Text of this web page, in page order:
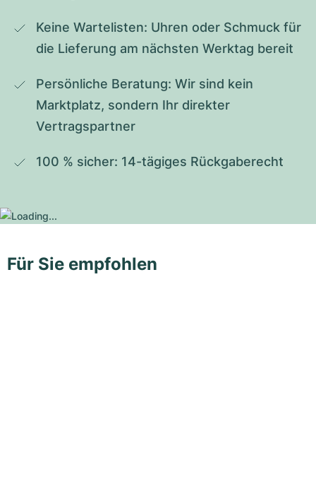
Keine Wartelisten: Uhren oder Schmuck für
die Lieferung am nächsten Werktag bereit
Persönliche Beratung: Wir sind kein
Marktplatz, sondern Ihr direkter
Vertragspartner
100 % sicher: 14-tägiges Rückgaberecht
Für Sie empfohlen